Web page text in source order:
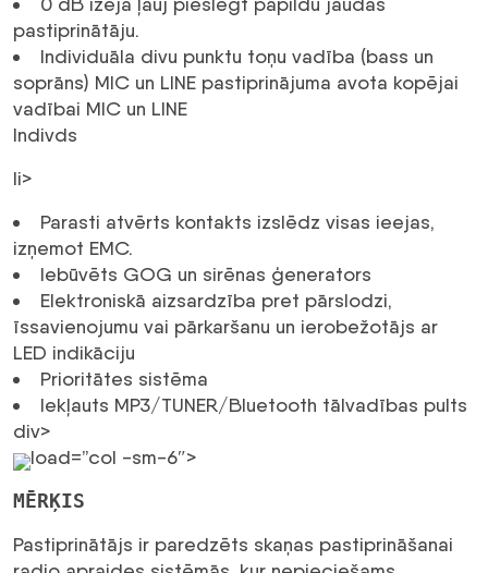
pastiprinātāju.
Individuāla divu punktu toņu vadība (bass un
soprāns) MIC un LINE pastiprinājuma avota kopējai
vadībai MIC un LINE
Indivds
li>
Parasti atvērts kontakts izslēdz visas ieejas,
izņemot EMC.
Iebūvēts GOG un sirēnas ģenerators
Elektroniskā aizsardzība pret pārslodzi,
īssavienojumu vai pārkaršanu un ierobežotājs ar
LED indikāciju
Prioritātes sistēma
Iekļauts MP3/TUNER/Bluetooth tālvadības pults
div>
load=”col -sm-6″>
MĒRĶIS
Pastiprinātājs ir paredzēts skaņas pastiprināšanai